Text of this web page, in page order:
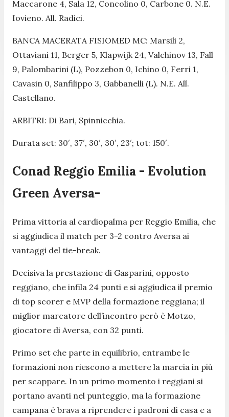
Maccarone 4, Sala 12, Concolino 0, Carbone 0. N.E.
Iovieno. All. Radici.
BANCA MACERATA FISIOMED MC: Marsili 2,
Ottaviani 11, Berger 5, Klapwijk 24, Valchinov 13, Fall
9, Palombarini (L), Pozzebon 0, Ichino 0, Ferri 1,
Cavasin 0, Sanfilippo 3, Gabbanelli (L). N.E. All.
Castellano.
ARBITRI: Di Bari, Spinnicchia.
Durata set: 30′, 37′, 30′, 30′, 23′; tot: 150′.
Conad Reggio Emilia - Evolution
Green Aversa-
Prima vittoria al cardiopalma per Reggio Emilia, che
si aggiudica il match per 3-2 contro Aversa ai
vantaggi del tie-break.
Decisiva la prestazione di Gasparini, opposto
reggiano, che infila 24 punti e si aggiudica il premio
di top scorer e MVP della formazione reggiana; il
miglior marcatore dell’incontro però è Motzo,
giocatore di Aversa, con 32 punti.
Primo set che parte in equilibrio, entrambe le
formazioni non riescono a mettere la marcia in più
per scappare. In un primo momento i reggiani si
portano avanti nel punteggio, ma la formazione
campana è brava a riprendere i padroni di casa e a